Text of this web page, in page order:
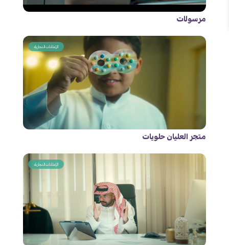
مرسولات
الإعلانات التجارية
متجر العليان حلويات
الإعلانات التجارية